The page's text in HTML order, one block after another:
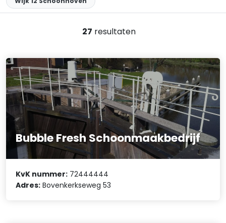
27 resultaten
Bubble Fresh Schoonmaakbedrijf
KvK nummer: 72444444
Adres: Bovenkerkseweg 53